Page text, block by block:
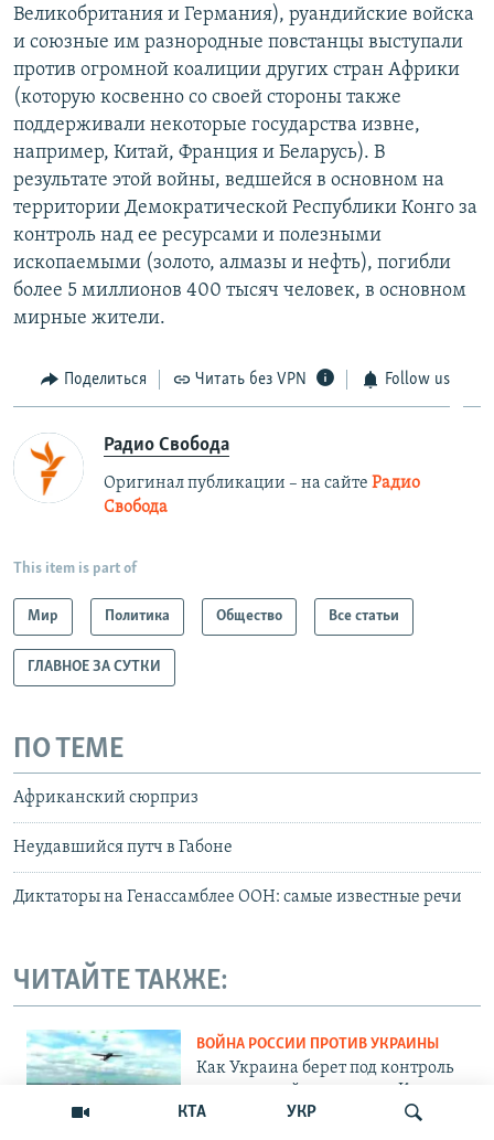
КТА УКР
Великобритания и Германия), руандийские войска
и союзные им разнородные повстанцы выступали
против огромной коалиции других стран Африки
(которую косвенно со своей стороны также
поддерживали некоторые государства извне,
например, Китай, Франция и Беларусь). В
результате этой войны, ведшейся в основном на
территории Демократической Республики Конго за
контроль над ее ресурсами и полезными
ископаемыми (золото, алмазы и нефть), погибли
более 5 миллионов 400 тысяч человек, в основном
мирные жители.
Поделиться Читать без VPN Follow us
Радио Свобода
Оригинал публикации – на сайте Радио
Свобода
This item is part of
Мир Политика Общество Все статьи
ГЛАВНОЕ ЗА СУТКИ
ПО ТЕМЕ
Африканский сюрприз
Неудавшийся путч в Габоне
Диктаторы на Генассамблее ООН: самые известные речи
ЧИТАЙТЕ ТАКЖЕ:
ВОЙНА РОССИИ ПРОТИВ УКРАИНЫ
Как Украина берет под контроль
«сухопутный коридор» в Крым